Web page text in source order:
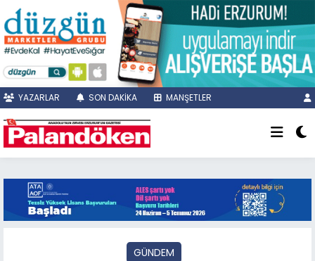
YAZARLAR SON DAKİKA MANŞETLER
GÜNDEM